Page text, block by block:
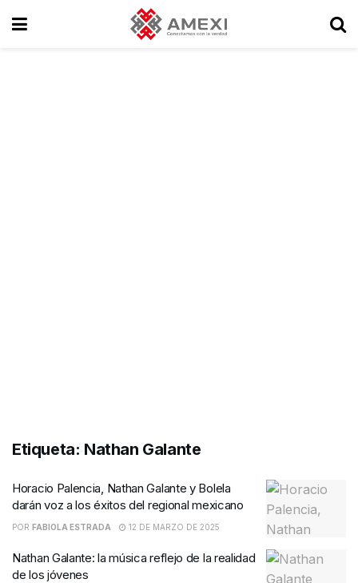
Etiqueta: Nathan Galante
Horacio Palencia, Nathan Galante y Bolela
darán voz a los éxitos del regional mexicano
POR FABIOLA ESTRADA 12 DE MARZO DE 2025
Nathan Galante: la música reflejo de la realidad
de los jóvenes